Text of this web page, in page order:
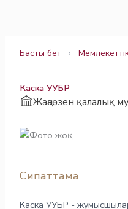
Басты бет ›
Каска УУБР
Жаңаөзен қалалық
Сипаттама
Каска УУБР -